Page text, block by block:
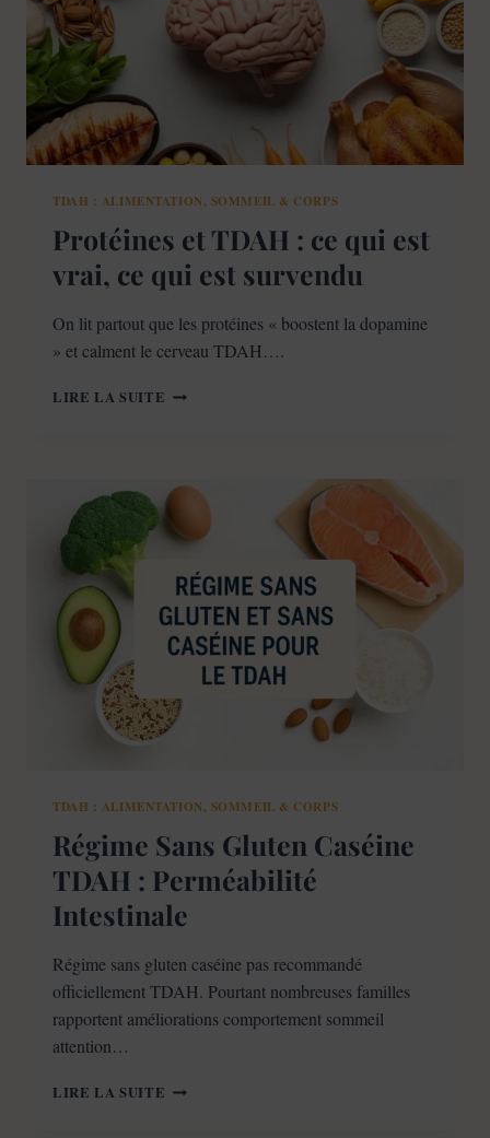
LA
MATINÉE
TDAH : ALIMENTATION, SOMMEIL & CORPS
Protéines et TDAH : ce qui est
vrai, ce qui est survendu
On lit partout que les protéines « boostent la dopamine
» et calment le cerveau TDAH….
LIRE LA SUITE PROTÉINES
QUI
VRAI,
QUI
EST
SURVENDU
TDAH : ALIMENTATION, SOMMEIL & CORPS
Régime Sans Gluten Caséine
TDAH : Perméabilité
Intestinale
Régime sans gluten caséine pas recommandé
officiellement TDAH. Pourtant nombreuses familles
rapportent améliorations comportement sommeil
attention…
LIRE LA SUITE RÉGIME